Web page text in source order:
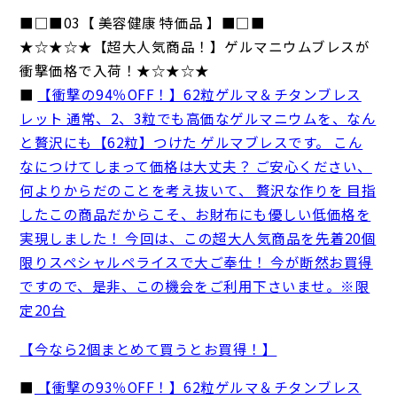
■□■03【 美容健康 特価品 】■□■
★☆★☆★【超大人気商品！】ゲルマニウムブレスが
衝撃価格で入荷！★☆★☆★
■
【衝撃の94％OFF！】62粒ゲルマ＆チタンブレス
レット 通常、2、3粒でも高価なゲルマニウムを、なん
と贅沢にも【62粒】つけた ゲルマブレスです。 こん
なにつけてしまって価格は大丈夫？ ご安心ください、
何よりからだのことを考え抜いて、 贅沢な作りを 目指
したこの商品だからこそ、お財布にも優しい低価格を
実現しました！ 今回は、この超大人気商品を先着20個
限りスペシャルペライスで大ご奉仕！ 今が断然お買得
ですので、是非、この機会をご利用下さいませ。※限
定20台
【今なら2個まとめて買うとお買得！】
■
【衝撃の93％OFF！】62粒ゲルマ＆チタンブレス